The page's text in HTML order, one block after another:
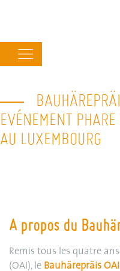
navigation
EVÉNEMENT
AU LUXEMBOURG
A propos du
Remis tous les quatre
(OAI), le Bauhärepräis OAI